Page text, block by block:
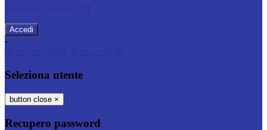
-
Seleziona utente
button close ×
Recupero password